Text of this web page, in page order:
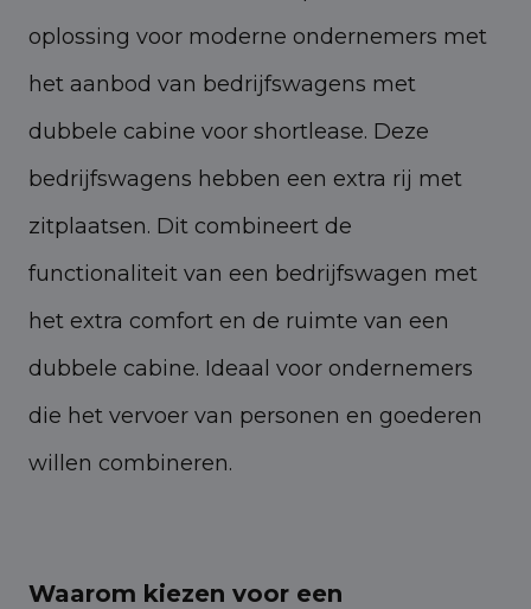
oplossing voor moderne ondernemers met
het aanbod van bedrijfswagens met
dubbele cabine voor shortlease. Deze
bedrijfswagens hebben een extra rij met
zitplaatsen. Dit combineert de
functionaliteit van een bedrijfswagen met
het extra comfort en de ruimte van een
dubbele cabine. Ideaal voor ondernemers
die het vervoer van personen en goederen
willen combineren.
Waarom kiezen voor een